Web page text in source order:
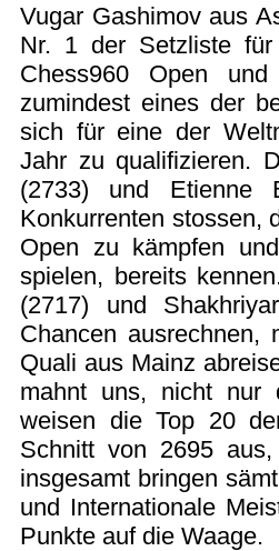
Vugar Gashimov aus
Nr. 1 der Setzliste
Chess960 Open
zumindest eines der
sich für eine der
Jahr zu qualifizieren.
(2733) und Etienne
Konkurrenten stossen,
Open zu kämpfen
spielen, bereits
(2717) und
Chancen
Quali aus Mainz
mahnt uns, nicht nur
weisen die Top 20
Schnitt von 2695
insgesamt bringen
und Internationale
Punkte auf die Waage.